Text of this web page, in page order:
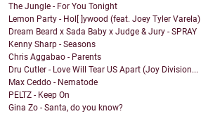
The Jungle - For You Tonight
Lemon Party - Hol[ ]ywood (feat. Joey Tyler Varela)
Dream Beard x Sada Baby x Judge & Jury - SPRAY
Kenny Sharp - Seasons
Chris Aggabao - Parents
Dru Cutler - Love Will Tear US Apart (Joy Division...
Max Ceddo - Nematode
PELTZ - Keep On
Gina Zo - Santa, do you know?